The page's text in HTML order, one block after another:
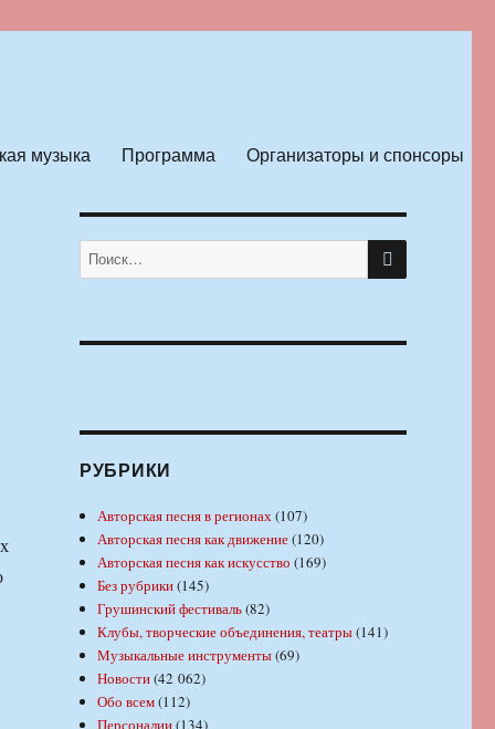
музыка Программа Организаторы и спонсоры
Искать: ПОИСК
РУБРИКИ
Авторская песня в регионах(107)
Авторская песня как движение(120)
Авторская песня как искусство (169)
Без рубрики(145)
Грушинский фестиваль(82)
Клубы, творческие объединения, театры(141)
Музыкальные инструменты(69)
Новости(42 062)
Обо всем(112)